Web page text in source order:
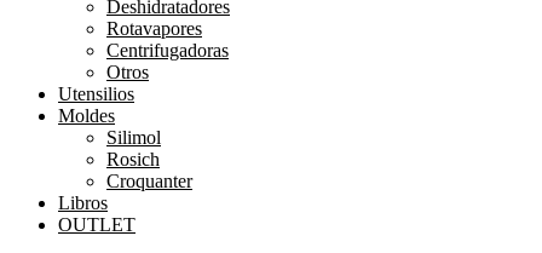
Deshidratadores
Rotavapores
Centrifugadoras
Otros
Utensilios
Moldes
Silimol
Rosich
Croquanter
Libros
OUTLET